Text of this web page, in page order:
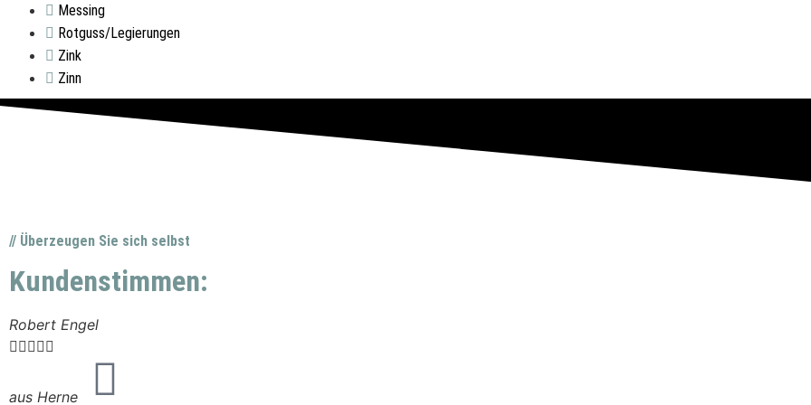
Messing
Rotguss/Legierungen
Zink
Zinn
// Überzeugen Sie sich selbst
Kundenstimmen:
Robert Engel

aus Herne